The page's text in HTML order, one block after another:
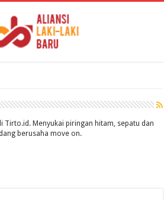
Tirto.id. Menyukai piringan hitam, sepatu dan
berusaha move on.